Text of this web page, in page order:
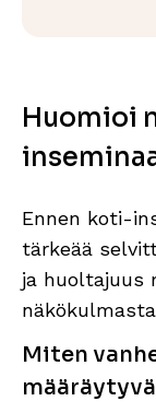
Huomioi
Ennen koti-
tärkeää
ja huoltajuus
Miten